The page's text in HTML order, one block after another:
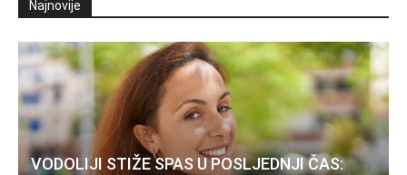
Najnovije
VODOLIJI STIŽE SPAS U POSLJEDNJI ČAS: